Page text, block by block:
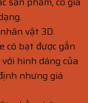
vật 3D.
có bạt được gắn
hình dáng của
nhưng giá